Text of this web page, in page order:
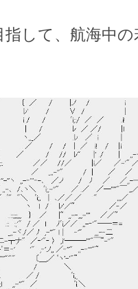
して、航海中の